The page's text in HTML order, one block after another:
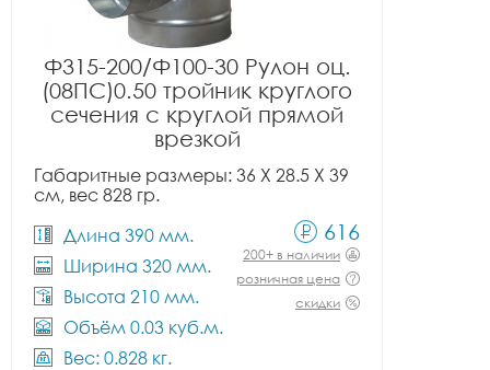
Ф315-200/Ф100-30 Рулон оц.
(08ПС)0.50 тройник круглого
сечения с круглой прямой
врезкой
Габаритные размеры: 36 X 28.5 X 39
см, вес 828 гр.
Длина 390 мм.
Ширина 320 мм.
Высота 210 мм.
Объём 0.03 куб.м.
Вес: 0.828 кг.
616
200+ в наличии
розничная цена
скидки